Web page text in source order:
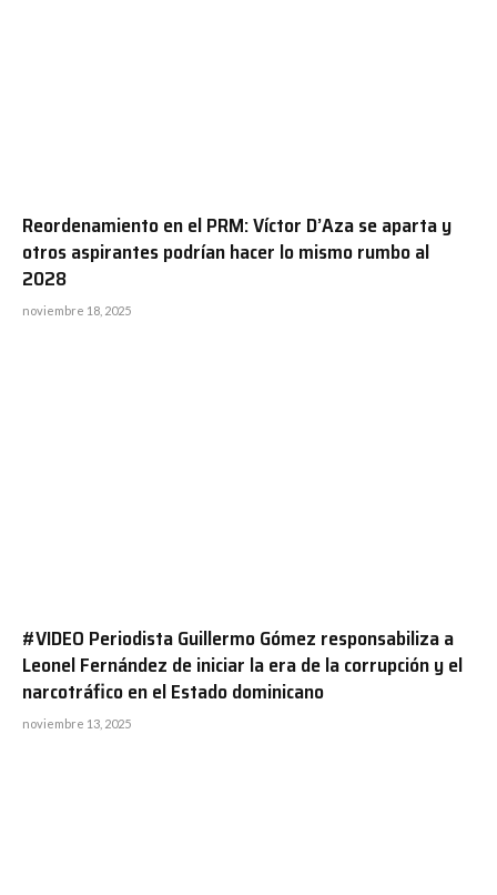
Reordenamiento en el PRM: Víctor D’Aza se aparta y
otros aspirantes podrían hacer lo mismo rumbo al
2028
noviembre 18, 2025
#VIDEO Periodista Guillermo Gómez responsabiliza a
Leonel Fernández de iniciar la era de la corrupción y el
narcotráfico en el Estado dominicano
noviembre 13, 2025